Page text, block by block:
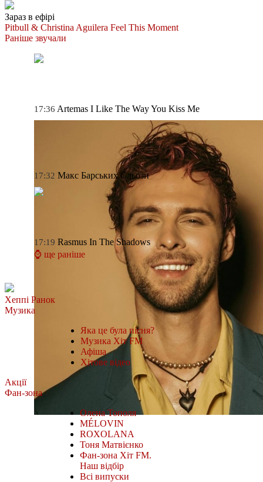
Зараз в ефірі
Pitbull & Christina Aguilera Feel This Moment
Раніше звучали
17:36 Artemas I Like The Way You Kiss Me
17:32 Макс Барських Сльози
17:19 Rasmus In The Shadows
⌚ ще раніше
Хеппі Ранок
Музика
Яка це була пісня?
Музика Хіт FM
Афіша
Хітове відео
Акції
Фан-зона
Олена Тополя
MÉLOVIN
ROXOLANA
Тоня Матвієнко
Фан-зона Хіт FM.
Наш відбір
Всі випуски